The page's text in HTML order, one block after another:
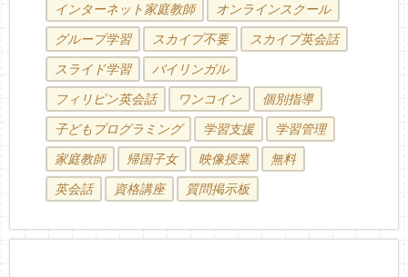
インターネット家庭教師 オンラインスクール
グループ学習 スカイプ不要 スカイプ英会話
スライド学習 バイリンガル
フィリピン英会話 ワンコイン 個別指導
子どもプログラミング 学習支援 学習管理
家庭教師 帰国子女 映像授業 無料
英会話 資格講座 質問掲示板